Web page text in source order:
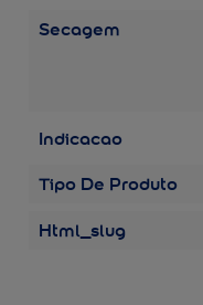
Secagem
Indicacao
Tipo De Produto
Html_slug